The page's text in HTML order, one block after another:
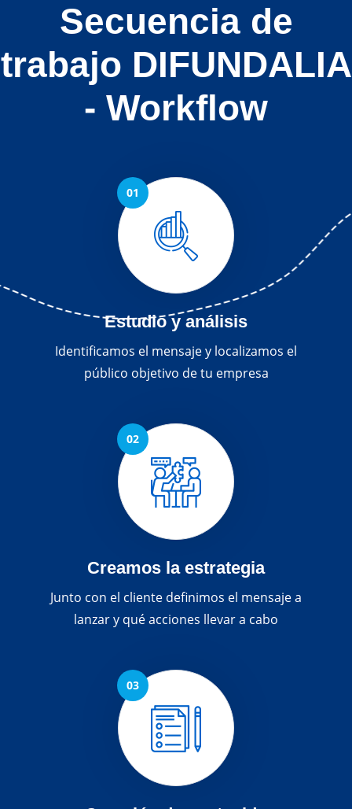
Secuencia de
trabajo DIFUNDALIA
- Workflow
Estudio y análisis
Identificamos el mensaje y localizamos el
público objetivo de tu empresa
Creamos la estrategia
Junto con el cliente definimos el mensaje a
lanzar y qué acciones llevar a cabo